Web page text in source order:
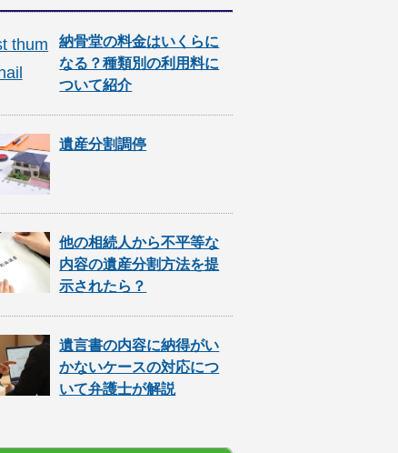
納骨堂の料金はいくらに
なる？種類別の利用料に
ついて紹介
遺産分割調停
他の相続人から不平等な
内容の遺産分割方法を提
示されたら？
遺言書の内容に納得がい
かないケースの対応につ
いて弁護士が解説